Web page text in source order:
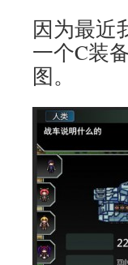
因为最近
一个C装
图。